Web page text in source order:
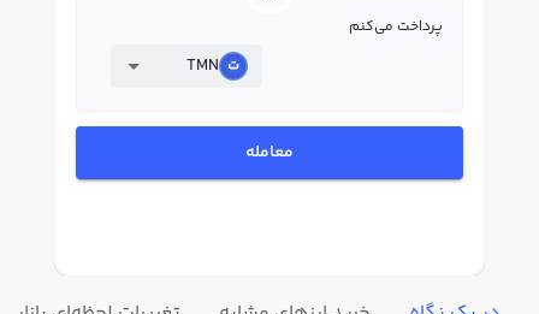
پرداخت می‌کنم
TMN
معامله